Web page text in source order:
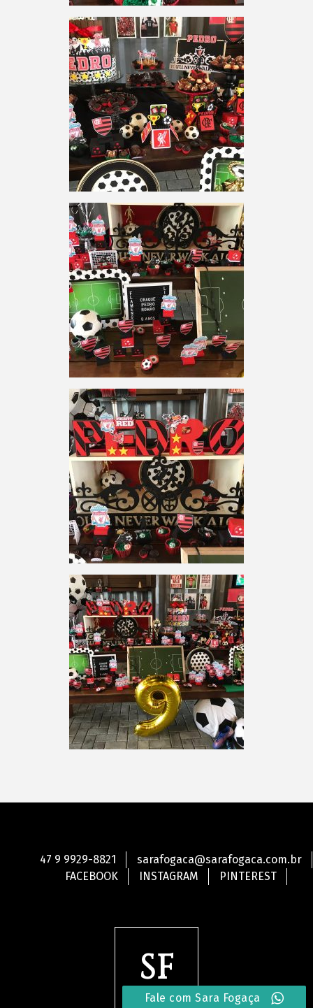
47 9 9929-8821
sarafogaca@sarafogaca.com.br
FACEBOOK
INSTAGRAM PINTEREST
SF
Fale com Sara Fogaça